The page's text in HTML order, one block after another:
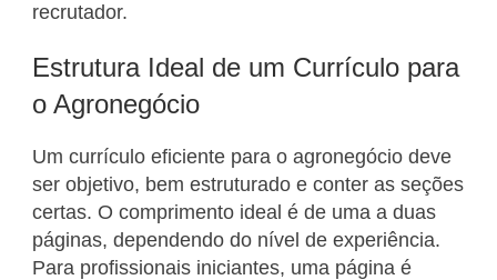
recrutador.
Estrutura Ideal de um Currículo para
o Agronegócio
Um currículo eficiente para o agronegócio deve
ser objetivo, bem estruturado e conter as seções
certas. O comprimento ideal é de uma a duas
páginas, dependendo do nível de experiência.
Para profissionais iniciantes, uma página é